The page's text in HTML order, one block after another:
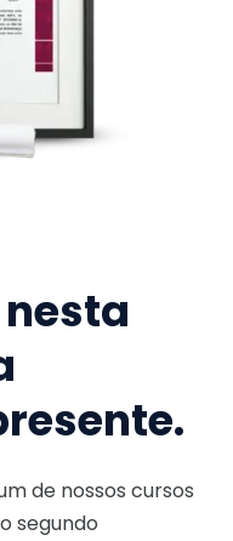
de nossos cursos
segundo